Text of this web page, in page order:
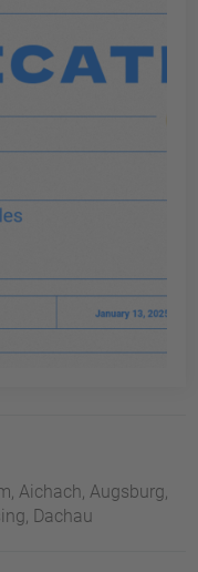
Aichach, Augsburg,
Dachau